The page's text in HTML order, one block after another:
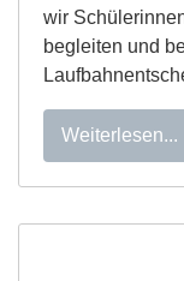
wir
begleiten und
Weiterlesen...